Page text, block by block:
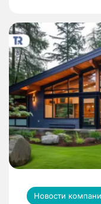
Новости